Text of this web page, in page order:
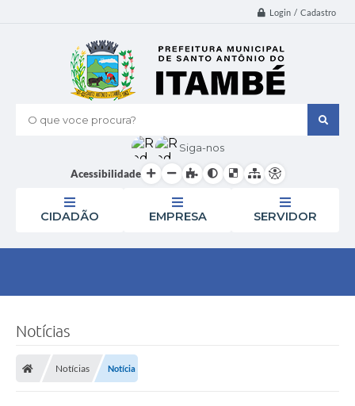
Login / Cadastro
O que voce procura?
Siga-nos
Acessibilidade
CIDADÃO EMPRESA SERVIDOR
Notícias
Notícias Notícia